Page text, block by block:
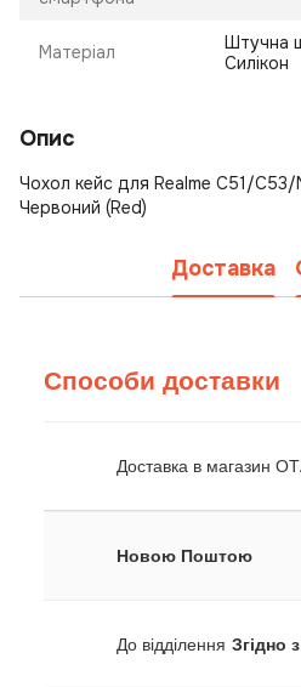
Матеріал
Штучна
Силікон
Опис
Чохол кейс для Realme C51/
Червоний (Red)
Доставка
Способи доставки
Доставка в магазин
Новою Поштою
До відділення Згідно